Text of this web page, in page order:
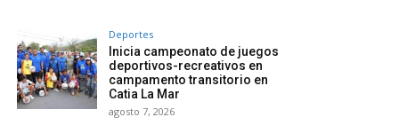
Deportes
Inicia campeonato de juegos
deportivos-recreativos en
campamento transitorio en
Catia La Mar
agosto 7, 2026